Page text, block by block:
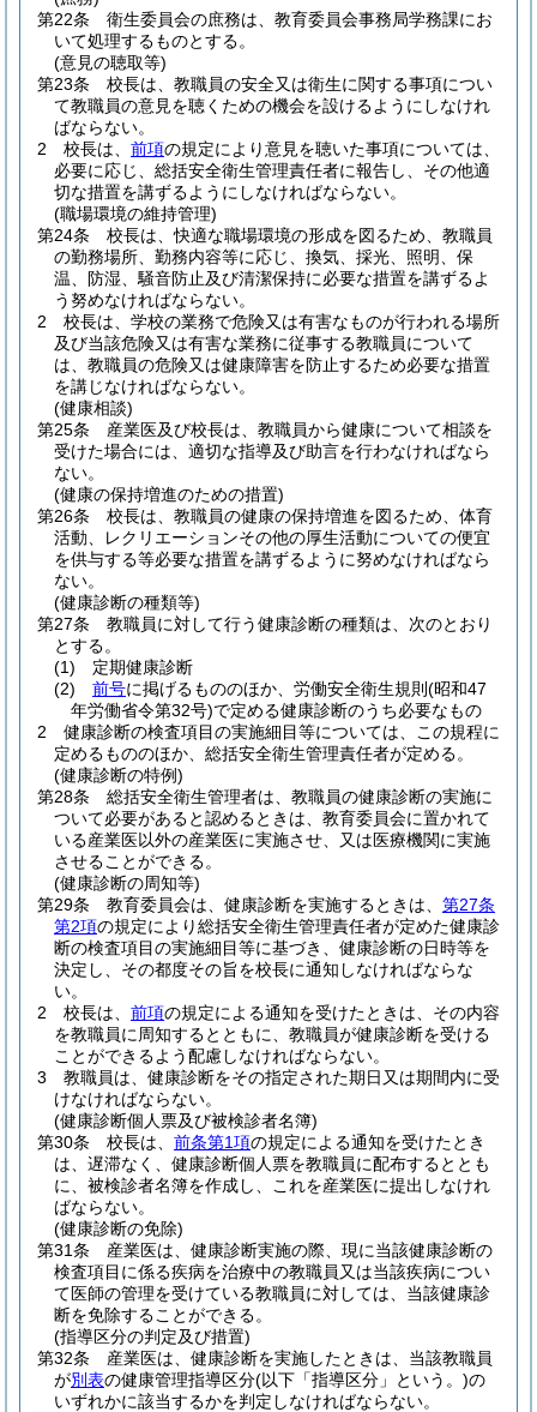
第22条
衛生委員会の庶務は、教育委員会事務局学務課にお
いて処理するものとする。
(意見の聴取等)
第23条
校長は、教職員の安全又は衛生に関する事項につい
て教職員の意見を聴くための機会を設けるようにしなけれ
ばならない。
2
校長は、 前項の規定により意見を聴いた事項については、
必要に応じ、総括安全衛生管理責任者に報告し、その他適
切な措置を講ずるようにしなければならない。
(職場環境の維持管理)
第24条
校長は、快適な職場環境の形成を図るため、教職員
の勤務場所、勤務内容等に応じ、換気、採光、照明、保
温、防湿、騒音防止及び清潔保持に必要な措置を講ずるよ
う努めなければならない。
2
校長は、学校の業務で危険又は有害なものが行われる場所
及び当該危険又は有害な業務に従事する教職員について
は、教職員の危険又は健康障害を防止するため必要な措置
を講じなければならない。
(健康相談)
第25条
産業医及び校長は、教職員から健康について相談を
受けた場合には、適切な指導及び助言を行わなければなら
ない。
(健康の保持増進のための措置)
第26条
校長は、教職員の健康の保持増進を図るため、体育
活動、レクリエーションその他の厚生活動についての便宜
を供与する等必要な措置を講ずるように努めなければなら
ない。
(健康診断の種類等)
第27条
教職員に対して行う健康診断の種類は、次のとおり
とする。
(1)
定期健康診断
(2)
前号に掲げるもののほか、労働安全衛生規則 (昭和47
年労働省令第32号)で定める健康診断のうち必要なもの
2
健康診断の検査項目の実施細目等については、この規程に
定めるもののほか、総括安全衛生管理責任者が定める。
(健康診断の特例)
第28条
総括安全衛生管理者は、教職員の健康診断の実施に
ついて必要があると認めるときは、教育委員会に置かれて
いる産業医以外の産業医に実施させ、又は医療機関に実施
させることができる。
(健康診断の周知等)
第29条
教育委員会は、健康診断を実施するときは、 第27条
第2項の規定により総括安全衛生管理責任者が定めた健康診
断の検査項目の実施細目等に基づき、健康診断の日時等を
決定し、その都度その旨を校長に通知しなければならな
い。
2
校長は、 前項の規定による通知を受けたときは、その内容
を教職員に周知するとともに、教職員が健康診断を受ける
ことができるよう配慮しなければならない。
3
教職員は、健康診断をその指定された期日又は期間内に受
けなければならない。
(健康診断個人票及び被検診者名簿)
第30条
校長は、 前条第1項の規定による通知を受けたとき
は、遅滞なく、健康診断個人票を教職員に配布するととも
に、被検診者名簿を作成し、これを産業医に提出しなけれ
ばならない。
(健康診断の免除)
第31条
産業医は、健康診断実施の際、現に当該健康診断の
検査項目に係る疾病を治療中の教職員又は当該疾病につい
て医師の管理を受けている教職員に対しては、当該健康診
断を免除することができる。
(指導区分の判定及び措置)
第32条
産業医は、健康診断を実施したときは、当該教職員
が別表の健康管理指導区分(以下「指導区分」という。)の
いずれかに該当するかを判定しなければならない。